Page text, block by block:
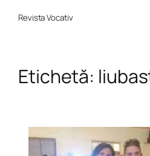
Revista Vocativ
Etichetă: